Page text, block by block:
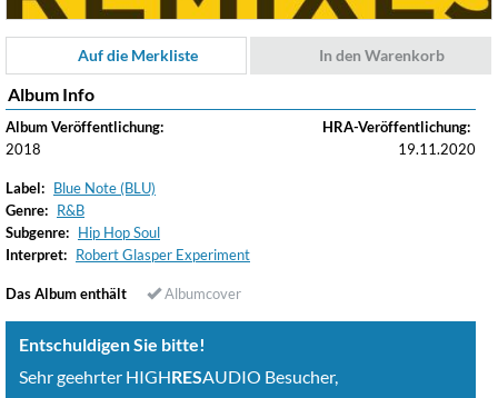
Auf die Merkliste In den Warenkorb
Album Info
Album Veröffentlichung:
2018
HRA-Veröffentlichung:
19.11.2020
Label: Blue Note (BLU)
Genre: R&B
Subgenre: Hip Hop Soul
Interpret: Robert Glasper Experiment
Das Album enthält Albumcover
Entschuldigen Sie bitte!
Sehr geehrter HIGHRESAUDIO Besucher,